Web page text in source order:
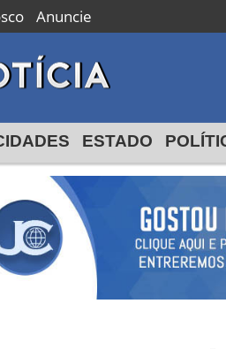
Anuncie
ESTADO